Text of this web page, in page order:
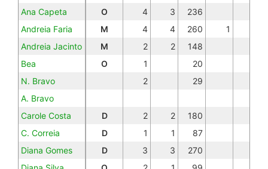
Ana Capeta
O 4 3
236
Andreia Faria
M 4 4 260
1
Andreia Jacinto
M 2 2
148
Bea
O 1
20
N. Bravo
2
29
A. Bravo
Carole Costa
D 2 2
180
C. Correia
D 1 1
87
Diana Gomes
D 3 3
270